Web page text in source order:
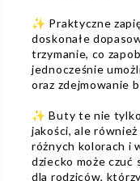
✨ Praktyczne
doskonałe
trzymanie, co
jednocześnie
oraz zdejmowanie
✨ Buty te nie
jakości, ale
różnych kolorach i
dziecko może
dla rodziców,